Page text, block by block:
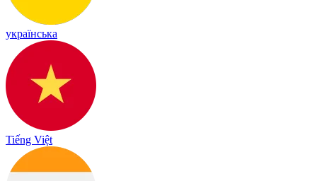
українська
Tiếng Việt